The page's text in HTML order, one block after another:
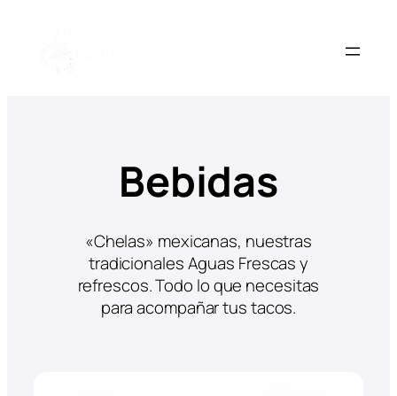
Bebidas
«Chelas» mexicanas, nuestras
tradicionales Aguas Frescas y
refrescos. Todo lo que necesitas
para acompañar tus tacos.